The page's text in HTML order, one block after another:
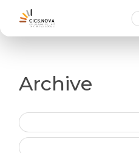
Archive